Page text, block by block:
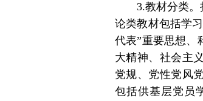
3.教材分类
论类教材包括学
代表”重要思想、
大精神、社会主
党规、党性党风
包括供基层党员